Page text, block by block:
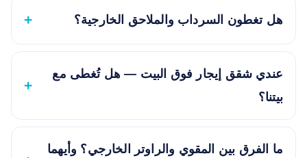
هل تغطون السرداب والملاحق الخارجية؟
عندي شقق إيجار فوق البيت — هل تُغطى مع
بيتنا؟
ما الفرق بين المقوي والراوتر الخارجي؟ وأيهما